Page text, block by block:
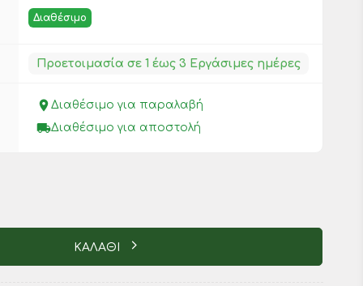
Διαθέσιμο
Προετοιμασία σε 1 έως 3 Εργάσιμες ημέρες
place Διαθέσιμο για παραλαβή
local_shippingΔιαθέσιμο για αποστολή
ΚΑΛΑΘΙ